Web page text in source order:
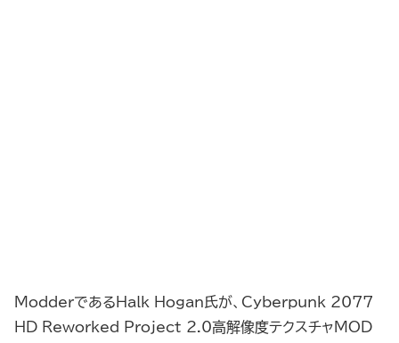
ModderであるHalk Hogan氏が、Cyberpunk 2077
HD Reworked Project 2.0高解像度テクスチャMOD